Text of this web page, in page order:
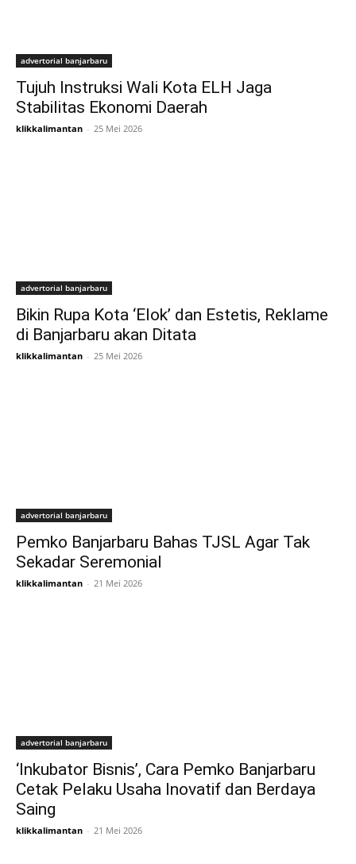
advertorial banjarbaru
Tujuh Instruksi Wali Kota ELH Jaga
Stabilitas Ekonomi Daerah
klikkalimantan - 25 Mei 2026
advertorial banjarbaru
Bikin Rupa Kota ‘Elok’ dan Estetis, Reklame
di Banjarbaru akan Ditata
klikkalimantan - 25 Mei 2026
advertorial banjarbaru
Pemko Banjarbaru Bahas TJSL Agar Tak
Sekadar Seremonial
klikkalimantan - 21 Mei 2026
advertorial banjarbaru
‘Inkubator Bisnis’, Cara Pemko Banjarbaru
Cetak Pelaku Usaha Inovatif dan Berdaya
Saing
klikkalimantan - 21 Mei 2026